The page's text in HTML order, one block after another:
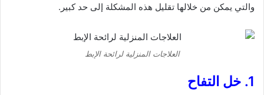
والتي يمكن من خلالها تقليل هذه المشكلة إلى حد كبير.
العلاجات المنزلية لرائحة الإبط
1. خل التفاح